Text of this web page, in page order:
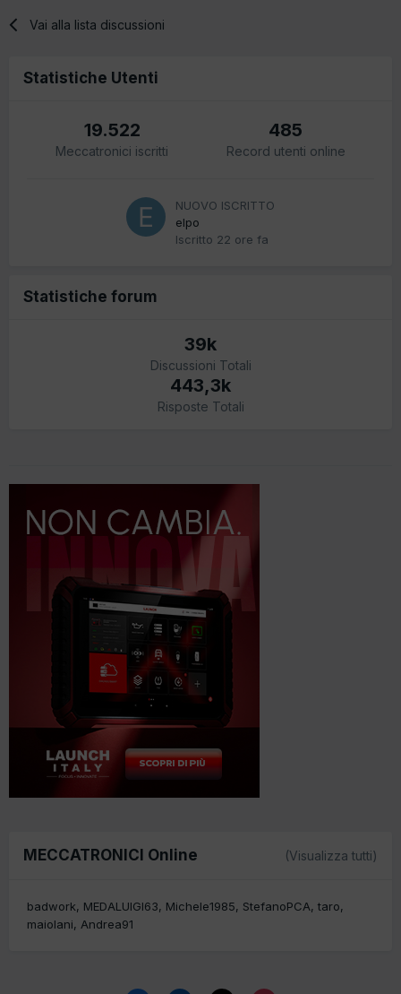
Vai alla lista discussioni
Statistiche Utenti
19.522
Meccatronici iscritti
485
Record utenti online
NUOVO ISCRITTO
elpo
Iscritto 22 ore fa
Statistiche forum
39k
Discussioni Totali
443,3k
Risposte Totali
MECCATRONICI Online (Visualizza tutti)
badwork MEDALUIGI63 Michele1985 StefanoPCA taro
maiolani Andrea91